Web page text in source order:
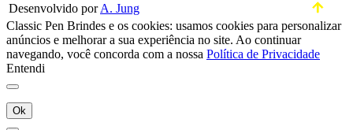
Desenvolvido porA. Jung
Classic Pen Brindes e os cookies: usamos cookies para personalizar
anúncios e melhorar a sua experiência no site. Ao continuar
navegando, você concorda com a nossa Política de Privacidade
Entendi
Ok